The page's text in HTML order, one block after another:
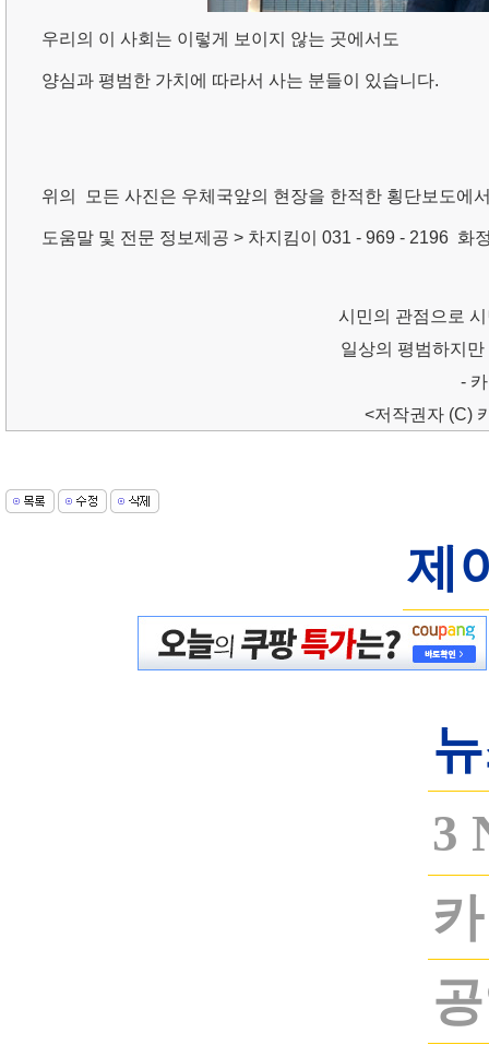
우리의 이 사회는 이렇게 보이지 않는 곳에서도
양심과 평범한 가치에 따라서 사는 분들이 있습니다.
위의 모든 사진은 우체국앞의 현장을 한적한 횡단보도에
도움말 및 전문 정보제공 > 차지킴이 031 - 969 - 2196 화
시민의 관점으로
일상의 평범하지
-
<저작권자 (C)
제
3